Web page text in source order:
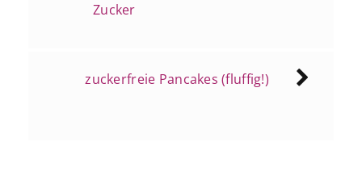
Zucker
zuckerfreie Pancakes (fluffig!)